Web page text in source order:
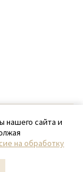
нашего сайта и
на обработку